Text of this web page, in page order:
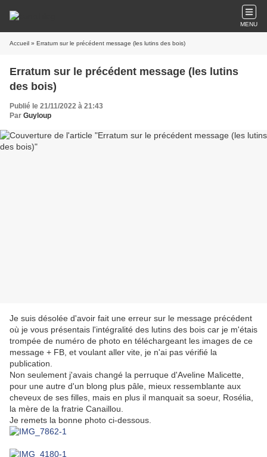
MENU
Accueil » Erratum sur le précédent message (les lutins des bois)
Erratum sur le précédent message (les lutins
des bois)
Publié le 21/11/2022 à 21:43
Par Guyloup
Je suis désolée d'avoir fait une erreur sur le message précédent
où je vous présentais l'intégralité des lutins des bois car je m'étais
trompée de numéro de photo en téléchargeant les images de ce
message + FB, et voulant aller vite, je n'ai pas vérifié la
publication.
Non seulement j'avais changé la perruque d'Aveline Malicette,
pour une autre d'un blong plus pâle, mieux ressemblante aux
cheveux de ses filles, mais en plus il manquait sa soeur, Rosélia,
la mère de la fratrie Canaillou.
Je remets la bonne photo ci-dessous.